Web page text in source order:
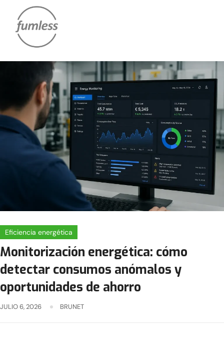
Eficiencia energética
Monitorización energética: cómo
detectar consumos anómalos y
oportunidades de ahorro
JULIO 6, 2026 BRUNET